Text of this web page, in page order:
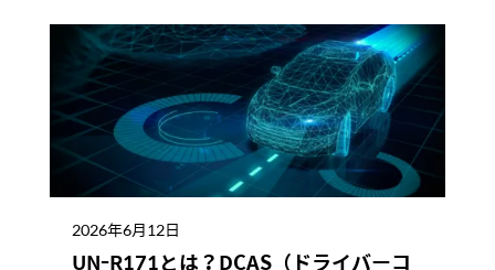
2026年6月12日
UN-R171とは？DCAS（ドライバーコ